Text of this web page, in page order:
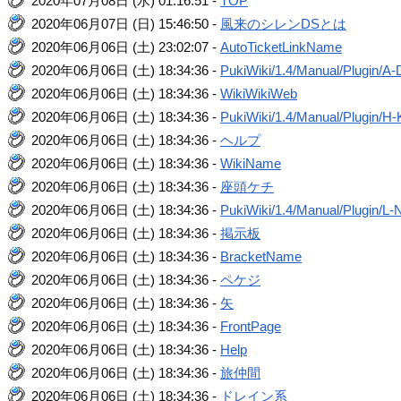
2020年06月07日 (日) 15:46:50 - 風来のシレンDSとは
2020年06月06日 (土) 23:02:07 -AutoTicketLinkName
2020年06月06日 (土) 18:34:36 - PukiWiki/1.4/Manual/Plugin/A-
2020年06月06日 (土) 18:34:36 -WikiWikiWeb
2020年06月06日 (土) 18:34:36 - PukiWiki/1.4/Manual/Plugin/H-
2020年06月06日 (土) 18:34:36 -ヘルプ
2020年06月06日 (土) 18:34:36 -WikiName
2020年06月06日 (土) 18:34:36 - 座頭ケチ
2020年06月06日 (土) 18:34:36 - PukiWiki/1.4/Manual/Plugin/L-
2020年06月06日 (土) 18:34:36 -掲示板
2020年06月06日 (土) 18:34:36 - BracketName
2020年06月06日 (土) 18:34:36 -ペケジ
2020年06月06日 (土) 18:34:36 - 矢
2020年06月06日 (土) 18:34:36 - FrontPage
2020年06月06日 (土) 18:34:36 - Help
2020年06月06日 (土) 18:34:36 -旅仲間
2020年06月06日 (土) 18:34:36 - ドレイン系